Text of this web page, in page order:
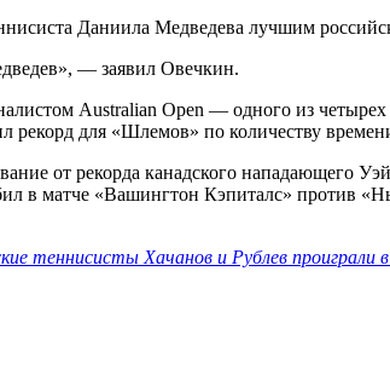
Даниила Медведева лучшим
— заявил Овечкин.
Australian Open — одного из
рекорд для «Шлемов» по количеству
от рекорда канадского нападающего
в матче «Вашингтон Кэпиталс» против
теннисисты Хачанов и Рублев проиграли